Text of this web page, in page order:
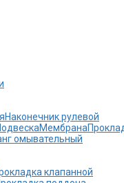
Наконечник рулевой
Мембрана
омывательный
клапанной